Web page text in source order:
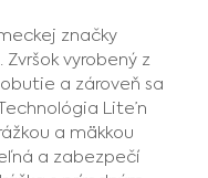
značky
Zvršok vyrobený z
a zároveň sa
Lite’n
a mäkkou
a zabezpečí